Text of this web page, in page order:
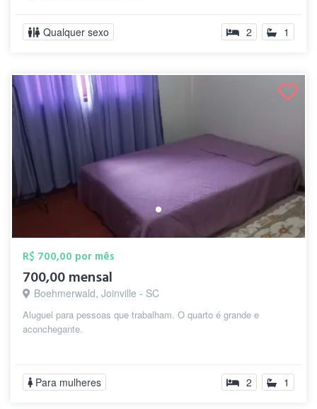
Qualquer sexo 2 1
R$ 700,00 por mês
700,00 mensal
Boehmerwald, Joinville - SC
Aluguel para pessoas que trabalham. O quarto é grande e
aconchegante.
Para mulheres 2 1